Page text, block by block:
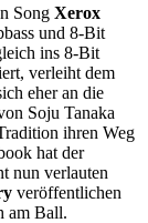
Song Xerox
und 8-Bit
ins 8-Bit
verleiht dem
eher an die
Soju Tanaka
ihren Weg
hat der
nun verlauten
veröffentlichen
am Ball.